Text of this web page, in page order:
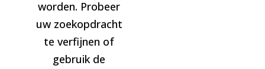
worden. Probeer
uw zoekopdracht
te verfijnen of
gebruik de